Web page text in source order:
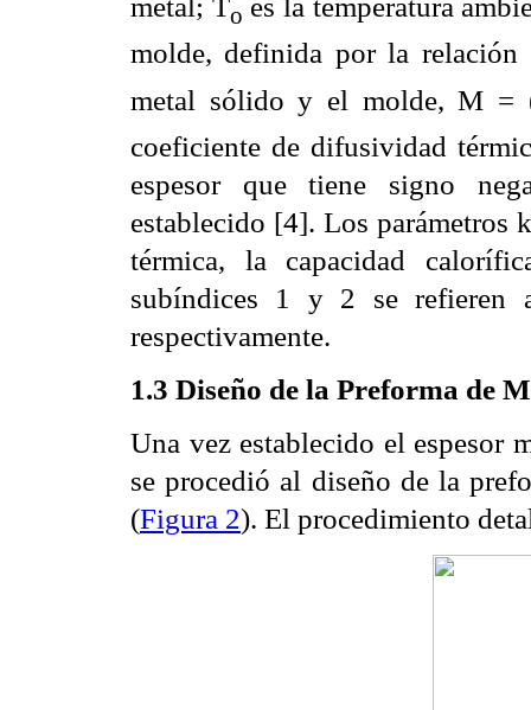
metal; To es la temperatura
molde, definida por la relación
metal sólido y el molde, M =
coeficiente de difusividad
espesor que tiene signo
establecido [4]. Los parámetros
térmica, la capacidad
subíndices 1 y 2 se refieren
respectivamente.
1.3 Diseño de la Preforma de
Una vez establecido el espesor
se procedió al diseño de la
(Figura 2). El procedimiento